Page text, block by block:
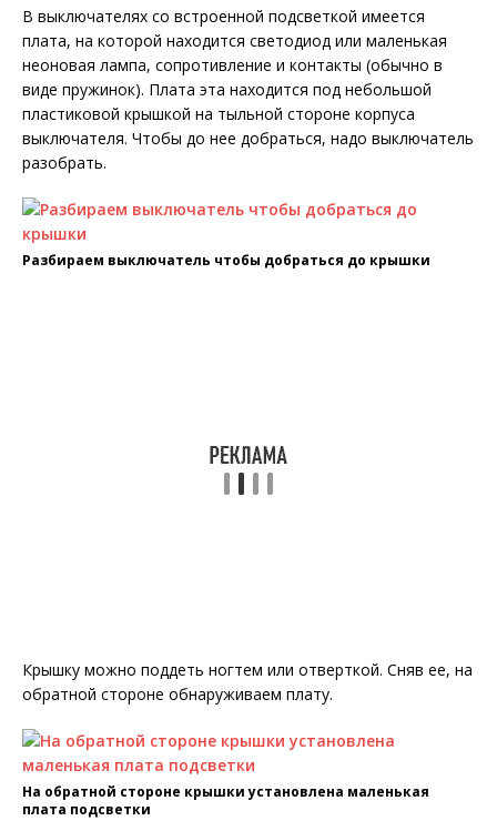
В выключателях со встроенной подсветкой имеется
плата, на которой находится светодиод или маленькая
неоновая лампа, сопротивление и контакты (обычно в
виде пружинок). Плата эта находится под небольшой
пластиковой крышкой на тыльной стороне корпуса
выключателя. Чтобы до нее добраться, надо выключатель
разобрать.
Разбираем выключатель чтобы добраться до крышки
Крышку можно поддеть ногтем или отверткой. Сняв ее, на
обратной стороне обнаруживаем плату.
На обратной стороне крышки установлена маленькая
плата подсветки